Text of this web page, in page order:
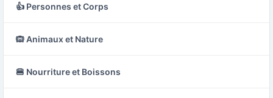
👍 Personnes et Corps
🙉 Animaux et Nature
🍔 Nourriture et Boissons